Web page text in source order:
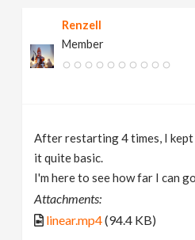
Renzell
Member
After restarting 4 times, I kept
it quite basic.
I'm here to see how far I can
Attachments:
linear.mp4(94.4 KB)